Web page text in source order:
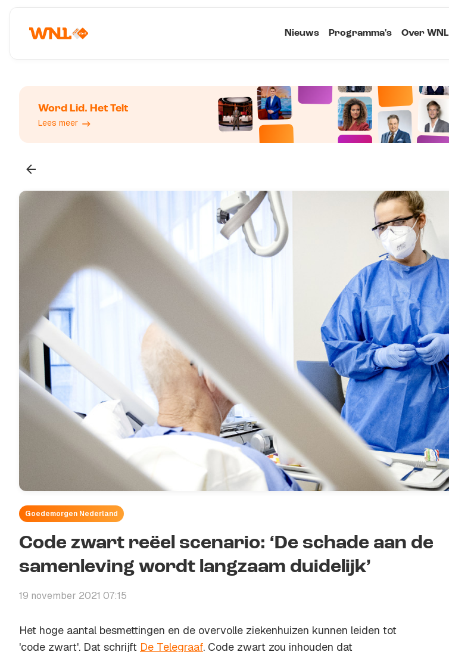
Nieuws Programma's Over WNL
Word Lid. Het Telt
Lees meer
Goedemorgen Nederland
Code zwart reëel scenario: ‘De schade aan de
samenleving wordt langzaam duidelijk’
19 november 2021 07:15
Het hoge aantal besmettingen en de overvolle ziekenhuizen kunnen leiden tot
'code zwart'. Dat schrijft De Telegraaf. Code zwart zou inhouden dat